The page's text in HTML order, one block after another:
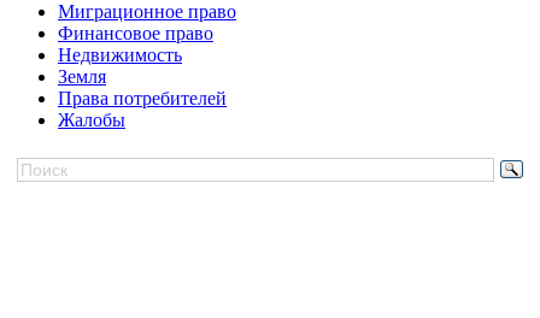
Миграционное право
Финансовое право
Недвижимость
Земля
Права потребителей
Жалобы